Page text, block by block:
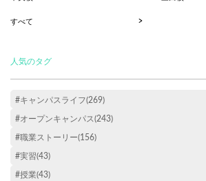
すべて
人気のタグ
#キャンパスライフ(269)
#オープンキャンパス(243)
#職業ストーリー(156)
#実習(43)
#授業(43)